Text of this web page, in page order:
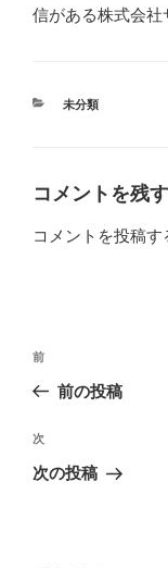
信がある株式会社
カ
未分類
コメントを残す
コメントを投稿す
投
ビ
ゲ
過
去
投
稿
前
前の投稿
次
の
次
次の投稿